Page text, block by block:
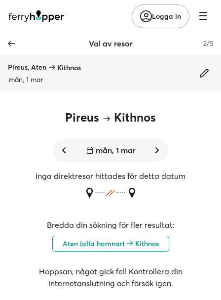
Logga in
Val av resor 2/5
Pireus, Aten
Kithnos
mån, 1 mar
Pireus Kithnos
mån, 1 mar
Inga direktresor hittades för detta datum
Bredda din sökning för fler resultat:
Aten (alla hamnar) Kithnos
Hoppsan, något gick fel! Kontrollera din
internetanslutning och försök igen.